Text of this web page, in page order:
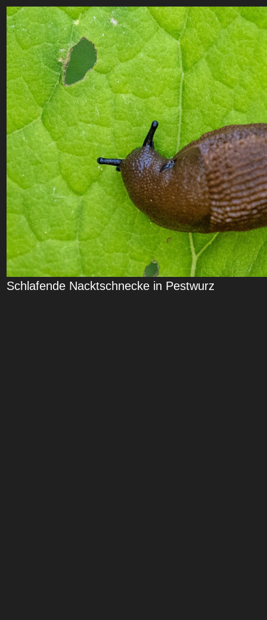
Schlafende Nacktschnecke in Pestwurz